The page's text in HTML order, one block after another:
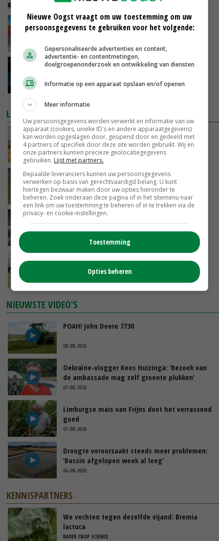
10-08-2018
Veredelingstijd tulp meer dan gehalveerd
'Besluit Crispr-Cas is gemiste kans'
02-08-2018
LAATSTE NIEUWS
Onttrekkingsverboden voor grondwater in
Twente, Achterhoek en rand Veluwe
VANDAAG, 17:02
Fritesnotering stijgt door tot maximaal 30
euro
VANDAAG, 16:39
Brandschone pluimveestallen in Herpen
VANDAAG, 15:50
Vakbeurs Libramont: van trekpaard tot
laserwieder
NIEUWSTE VIDEO'S
POAH! John Deere 7730
08-08-2026
Oekraïne-vlogger Kees Huizinga: ‘Bezoek van
de ambassade mag zelf groente plukken’
07-08-2026
Limburgse mais van Frijns doet het verrassend
goed
07-08-2026
Droogte veroorzaakt steeds meer problemen:
‘Bassin afgelopen week al leeg’
06-08-2026
KENNISPARTNERS
We vechten tegen dezelfde vijand: Bremia
lactuca
BAYER CROP SCIENCE
Nieuwe Oogst vraagt om uw toestemming om uw
persoonsgegevens te gebruiken voor het volgende:
Gepersonaliseerde advertenties en content,
advertentie- en contentmetingen,
doelgroepenonderzoek en ontwikkeling van diensten
Informatie op een apparaat opslaan en/of openen
Meer informatie
Uw persoonsgegevens worden verwerkt en informatie van uw
apparaat (cookies, unieke ID's en andere apparaatgegevens)
kan worden opgeslagen door, geopend door en gedeeld met
4 partners of specifiek door deze site worden gebruikt. Wij en
onze partners kunnen precieze geolocatiegegevens
gebruiken. Lijst met partners.
Bepaalde leveranciers kunnen uw persoonsgegevens
verwerken op basis van gerechtvaardigd belang. U kunt
hiertegen bezwaar maken door uw opties hieronder te
beheren. Zoek onderaan deze pagina of in het sitemenu naar
een link om uw toestemming te beheren of in te trekken via de
privacy- en cookie-instellingen.
Toestemming
Opties beheren